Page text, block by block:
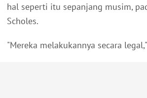
hal seperti itu sepanjang musim,
Scholes.
"Mereka melakukannya secara